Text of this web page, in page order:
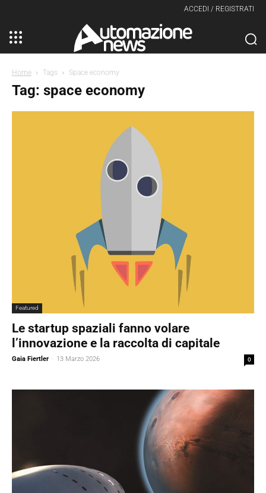
ACCEDI / REGISTRATI
Home Tags Space economy
Tag: space economy
Featured
Le startup spaziali fanno volare
l’innovazione e la raccolta di capitale
Gaia Fiertler - 13 Marzo 2026 0